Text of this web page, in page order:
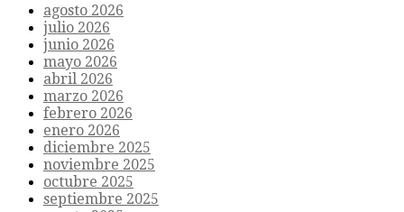
agosto 2026
julio 2026
junio 2026
mayo 2026
abril 2026
marzo 2026
febrero 2026
enero 2026
diciembre 2025
noviembre 2025
octubre 2025
septiembre 2025